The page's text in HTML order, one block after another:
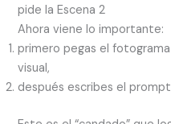
pide la Escena 2
Ahora viene lo importante:
primero pegas el
visual,
después escribes el